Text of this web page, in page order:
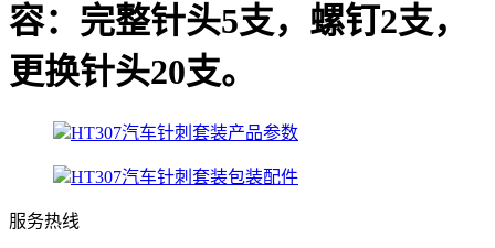
容：完整针头5支，螺钉2支，
更换针头20支。
HT307汽车针刺套装产品参数
HT307汽车针刺套装包装配件
服务热线